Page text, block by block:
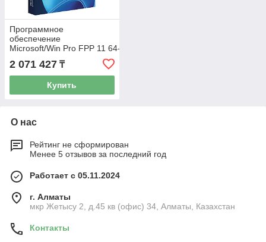
Программное
обеспечение
Microsoft/Win Pro FPP 11 64-
bit Russian Kazakhstan Only USB
(HAV-00160)
2 071 427 ₸
Купить
О нас
Рейтинг не сформирован
Менее 5 отзывов за последний год
Работает с 05.11.2024
г. Алматы
мкр Жетысу 2, д.45 кв (офис) 34, Алматы, Казахстан
Контакты